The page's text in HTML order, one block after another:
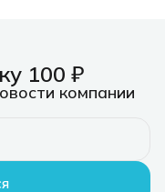
100 ₽
компании